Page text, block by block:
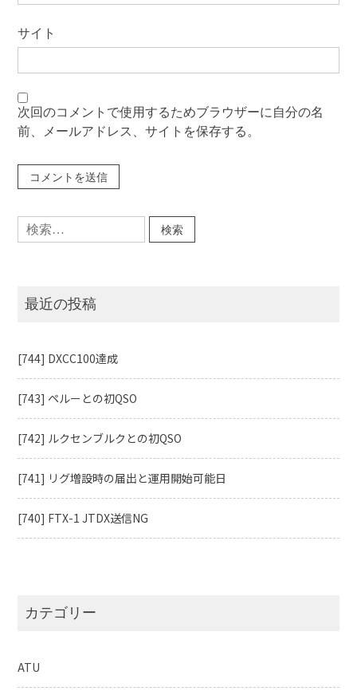
サイト
次回のコメントで使用するためブラウザーに自分の名
前、メールアドレス、サイトを保存する。
検
索:
最近の投稿
[744] DXCC100達成
[743] ペルーとの初QSO
[742] ルクセンブルクとの初QSO
[741] リグ増設時の届出と運用開始可能日
[740] FTX-1 JTDX送信NG
カテゴリー
ATU